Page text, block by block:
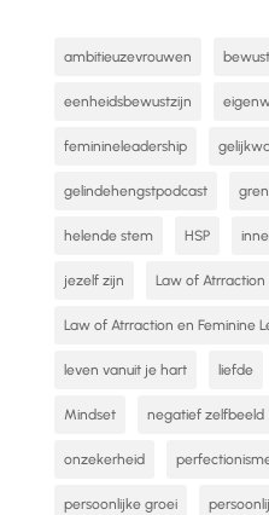
ambitieuzevrouwen
eenheidsbewustzijn
feminineleadership
gelindehengstpodcast
helende stem HSP
jezelf zijn Law of Atrraction
Law of Atrraction en Feminine
leven vanuit je hart liefde
Mindset negatief zelfbeeld
onzekerheid
persoonlijke groei